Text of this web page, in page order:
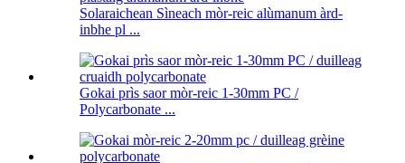
Solaraichean Sìneach mòr-reic alùmanum àrd-
inbhe pl ...
Gokai prìs saor mòr-reic 1-30mm PC /
Polycarbonate ...